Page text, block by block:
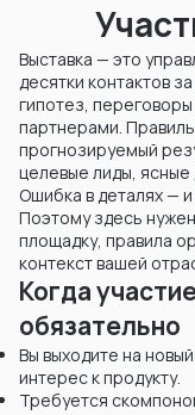
Выставка — это
десятки контактов
гипотез,
партнерами.
прогнозируемый
целевые лиды, ясные
Ошибка в деталях —
Поэтому здесь
площадку, правила
контекст вашей
Когда
обязательно
Вы выходите на
интерес к продукту.
Требуется